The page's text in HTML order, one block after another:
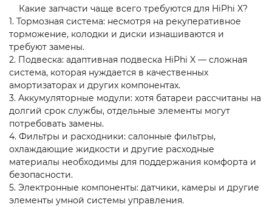
Какие запчасти чаще всего требуются для HiPhi X?
1. Тормозная система: несмотря на рекуперативное
торможение, колодки и диски изнашиваются и
требуют замены.
2. Подвеска: адаптивная подвеска HiPhi X — сложная
система, которая нуждается в качественных
амортизаторах и других компонентах.
3. Аккумуляторные модули: хотя батареи рассчитаны на
долгий срок службы, отдельные элементы могут
потребовать замены.
4. Фильтры и расходники: салонные фильтры,
охлаждающие жидкости и другие расходные
материалы необходимы для поддержания комфорта и
безопасности.
5. Электронные компоненты: датчики, камеры и другие
элементы умной системы управления.